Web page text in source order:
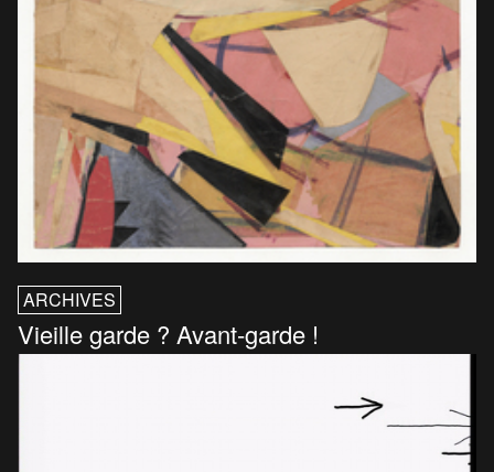
ARCHIVES
Vieille garde ? Avant-garde !